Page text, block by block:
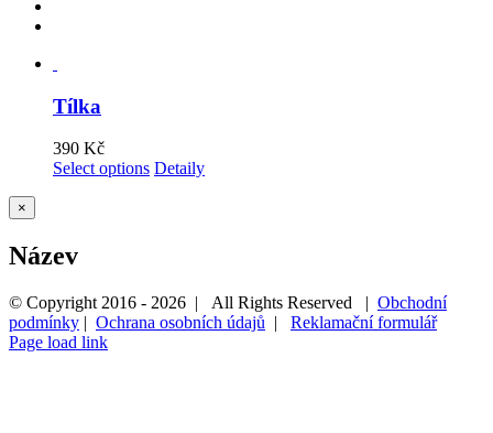
Tílka
390 Kč
Select options Detaily
Zavřít
Rychlé
produktu
×
Název
© Copyright 2016 - 2026 | All Rights Reserved | Obchodní
podmínky | Ochrana osobních údajů | Reklamační formulář
Page load link